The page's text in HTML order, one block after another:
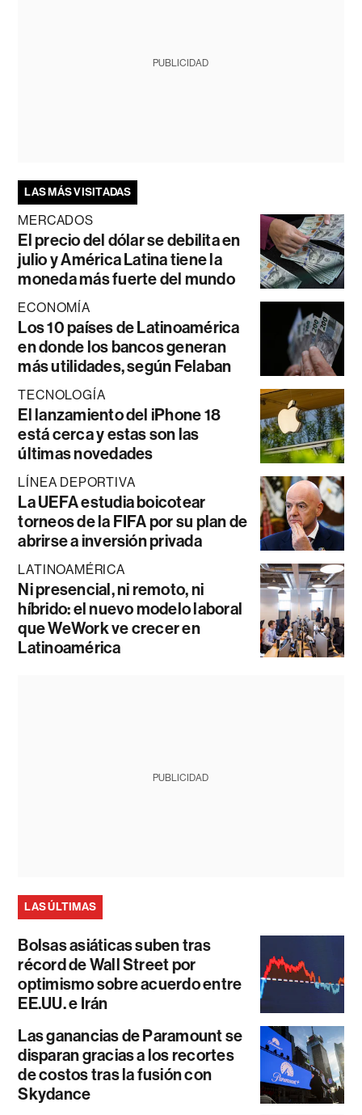
PUBLICIDAD
LAS MÁS VISITADAS
MERCADOS
El precio del dólar se debilita en
julio y América Latina tiene la
moneda más fuerte del mundo
ECONOMÍA
Los 10 países de Latinoamérica
en donde los bancos generan
más utilidades, según Felaban
TECNOLOGÍA
El lanzamiento del iPhone 18
está cerca y estas son las
últimas novedades
LÍNEA DEPORTIVA
La UEFA estudia boicotear
torneos de la FIFA por su plan de
abrirse a inversión privada
LATINOAMÉRICA
Ni presencial, ni remoto, ni
híbrido: el nuevo modelo laboral
que WeWork ve crecer en
Latinoamérica
PUBLICIDAD
LAS ÚLTIMAS
Bolsas asiáticas suben tras
récord de Wall Street por
optimismo sobre acuerdo entre
EE.UU. e Irán
Las ganancias de Paramount se
disparan gracias a los recortes
de costos tras la fusión con
Skydance